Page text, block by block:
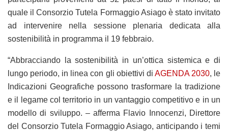
quale il Consorzio Tutela Formaggio Asiago è stato invitato
ad intervenire nella sessione plenaria dedicata alla
sostenibilità in programma il 19 febbraio.
“Abbracciando la sostenibilità in un’ottica sistemica e di
lungo periodo, in linea con gli obiettivi di AGENDA 2030, le
Indicazioni Geografiche possono trasformare la tradizione
e il legame col territorio in un vantaggio competitivo e in un
modello di sviluppo. – afferma Flavio Innocenzi, Direttore
del Consorzio Tutela Formaggio Asiago, anticipando i temi